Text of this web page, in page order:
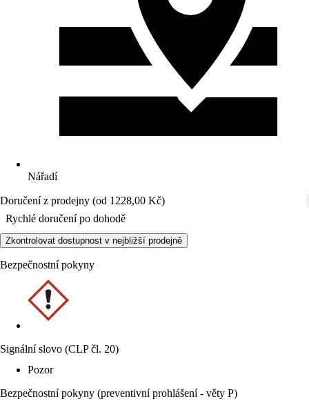
Nářadí
Doručení z prodejny (od 1228,00 Kč)
Rychlé doručení po dohodě
Zkontrolovat dostupnost v nejbližší prodejně
Bezpečnostní pokyny
Signální slovo (CLP čl. 20)
Pozor
Bezpečnostní pokyny (preventivní prohlášení - věty P)